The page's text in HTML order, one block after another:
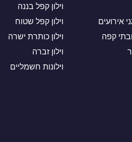
אירועים
קפה
וילון קפל בננה
וילון קפל שטוח
וילון כותרת ישרה
וילון זברה
וילונות חשמליים